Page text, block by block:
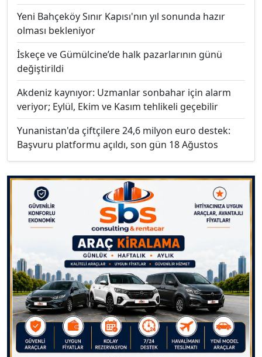
Yeni Bahçeköy Sınır Kapısı'nın yıl sonunda hazır
olması bekleniyor
İskeçe ve Gümülcine’de halk pazarlarının günü
değiştirildi
Akdeniz kaynıyor: Uzmanlar sonbahar için alarm
veriyor; Eylül, Ekim ve Kasım tehlikeli geçebilir
Yunanistan'da çiftçilere 24,6 milyon euro destek:
Başvuru platformu açıldı, son gün 18 Ağustos